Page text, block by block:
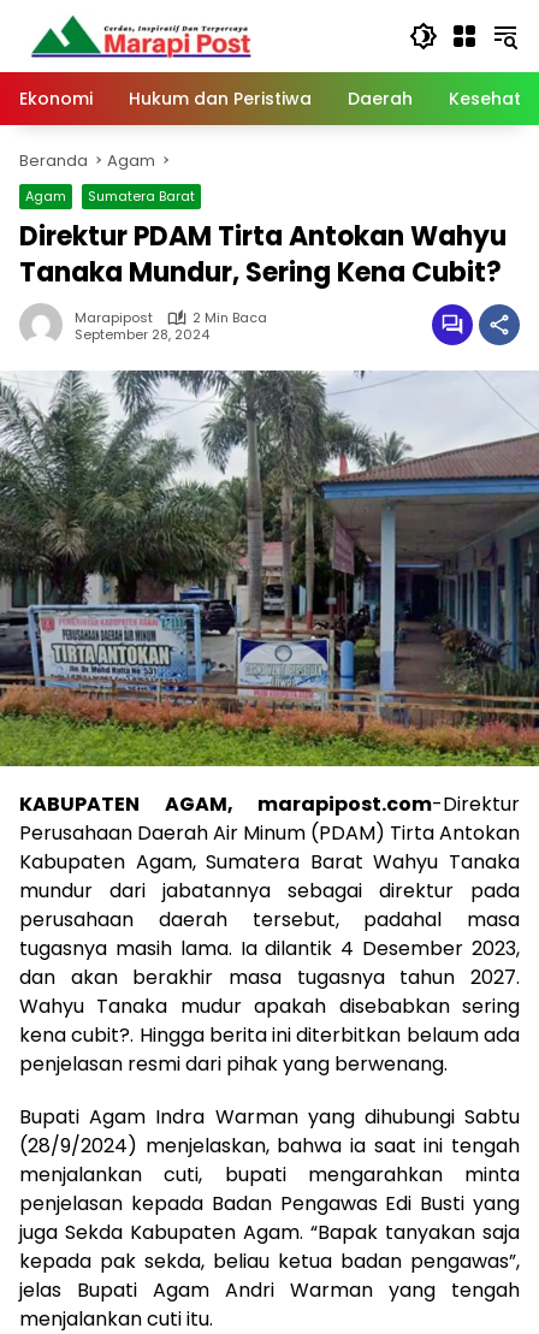
Langsung
konten
Ekonomi
Hukum dan Peristiwa Daerah
Beranda Agam
Agam Sumatera Barat
Direktur PDAM Tirta Antokan Wahyu
Tanaka Mundur, Sering Kena Cubit?
Marapipost
2 Min Baca
September 28, 2024
KABUPATEN AGAM, marapipost.com-Direktur
Perusahaan Daerah Air Minum (PDAM) Tirta Antokan
Kabupaten Agam, Sumatera Barat Wahyu Tanaka
mundur dari jabatannya sebagai direktur pada
perusahaan daerah tersebut, padahal masa
tugasnya masih lama. Ia dilantik 4 Desember 2023,
dan akan berakhir masa tugasnya tahun 2027.
Wahyu Tanaka mudur apakah disebabkan sering
kena cubit?. Hingga berita ini diterbitkan belaum ada
penjelasan resmi dari pihak yang berwenang.
Bupati Agam Indra Warman yang dihubungi Sabtu
(28/9/2024) menjelaskan, bahwa ia saat ini tengah
menjalankan cuti, bupati mengarahkan minta
penjelasan kepada Badan Pengawas Edi Busti yang
juga Sekda Kabupaten Agam. “Bapak tanyakan saja
kepada pak sekda, beliau ketua badan pengawas”,
jelas Bupati Agam Andri Warman yang tengah
menjalankan cuti itu.